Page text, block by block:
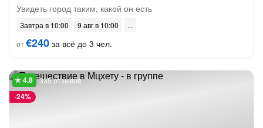
Увидеть город таким, какой он есть
Завтра в 10:00
9 авг в 10:00
от€240 за всё до 3 чел.
-24%
335 отзывов